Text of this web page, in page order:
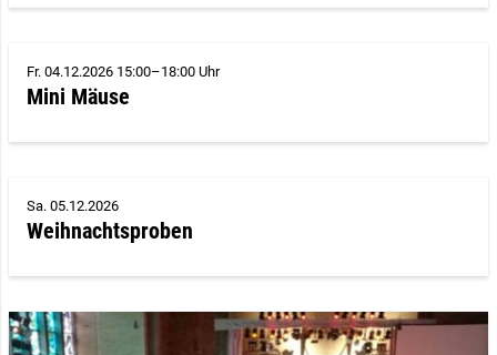
Fr. 04.12.2026 15:00–18:00 Uhr
Mini Mäuse
Sa. 05.12.2026
Weihnachtsproben